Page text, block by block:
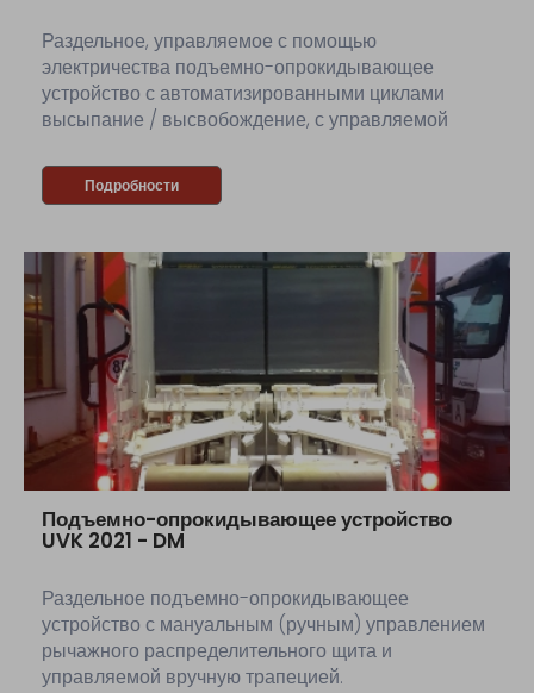
Раздельное, управляемое с помощью
электричества подъемно-опрокидывающее
устройство с автоматизированными циклами
высыпание / высвобождение, с управляемой
Подробности
Подъемно-опрокидывающее устройство
UVK 2021 - DM
Раздельное подъемно-опрокидывающее
устройство с мануальным (ручным) управлением
рычажного распределительного щита и
управляемой вручную трапецией.